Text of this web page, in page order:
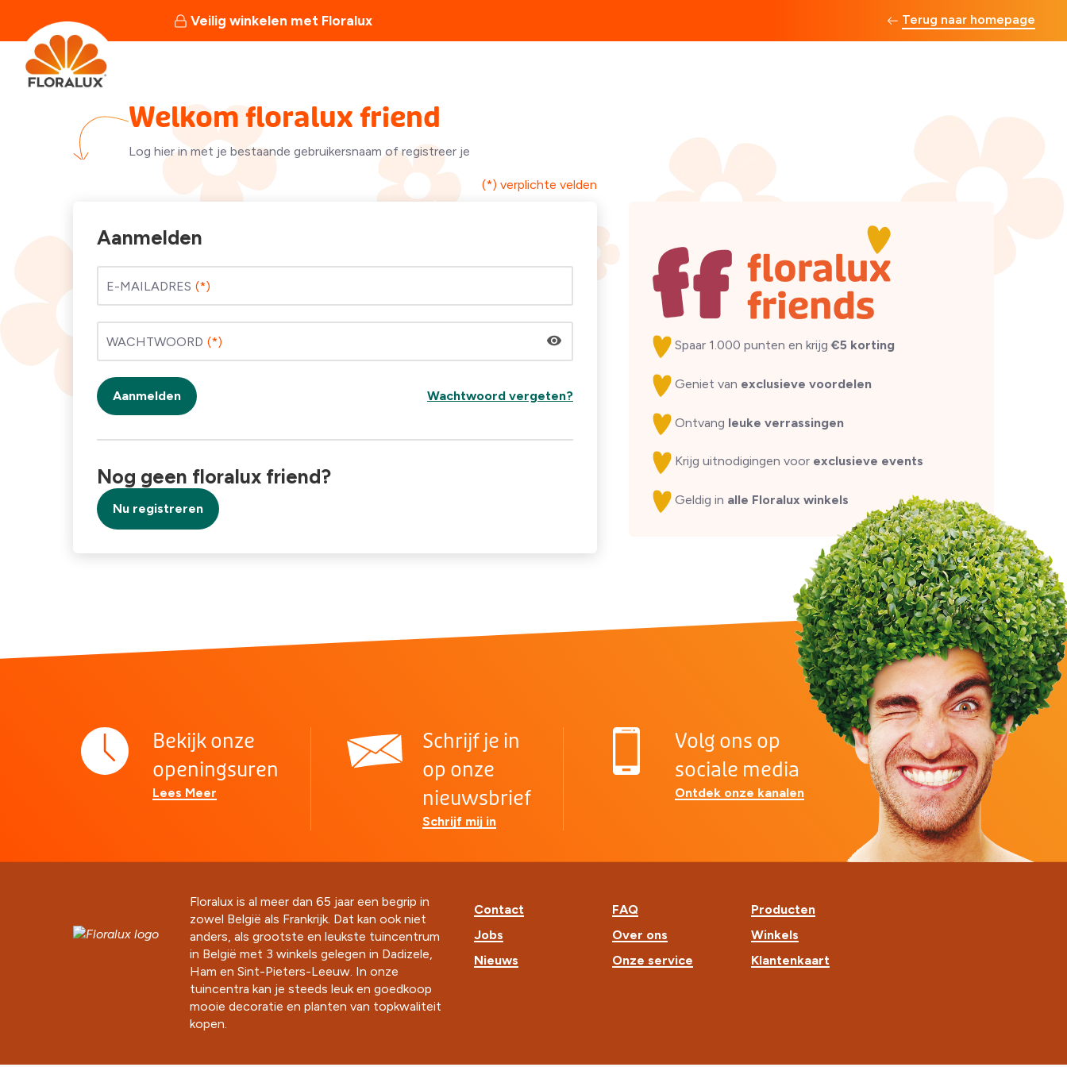
Veilig winkelen met Floralux Terug naar homepage
Welkom floralux friend
Log hier in met je bestaande gebruikersnaam of registreer je
(*) verplichte velden
Aanmelden
E-MAILADRES
WACHTWOORD
Wachtwoord vergeten?
Aanmelden
Nu registreren
Nog geen floralux friend?
Spaar 1.000 punten en krijg€5 korting
Geniet van exclusieve voordelen
Ontvang leuke verrassingen
Krijg uitnodigingen voor exclusieve events
Geldig in alle Floralux winkels
Bekijk onze
openingsuren
Lees Meer
Schrijf je in
op onze
nieuwsbrief
Schrijf mij in
Volg ons op
sociale media
Ontdek onze kanalen
Floralux is al meer dan 65 jaar een begrip in
zowel België als Frankrijk. Dat kan ook niet
anders, als grootste en leukste tuincentrum
in België met 3 winkels gelegen in Dadizele,
Ham en Sint-Pieters-Leeuw. In onze
tuincentra kan je steeds leuk en goedkoop
mooie decoratie en planten van topkwaliteit
kopen.
Contact
Jobs
Nieuws
FAQ
Over ons
Onze service
Producten
Winkels
Klantenkaart